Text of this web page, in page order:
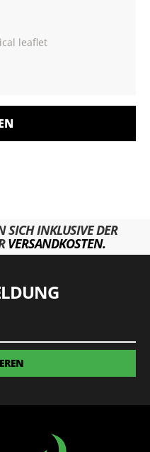
leaflet
SICH INKLUSIVE DER
VERSANDKOSTEN.